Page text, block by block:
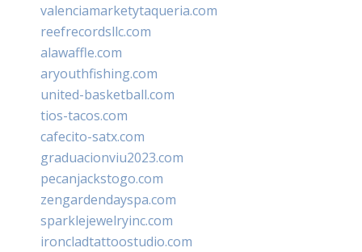
valenciamarketytaqueria.com
reefrecordsllc.com
alawaffle.com
aryouthfishing.com
united-basketball.com
tios-tacos.com
cafecito-satx.com
graduacionviu2023.com
pecanjackstogo.com
zengardendayspa.com
sparklejewelryinc.com
ironcladtattoostudio.com